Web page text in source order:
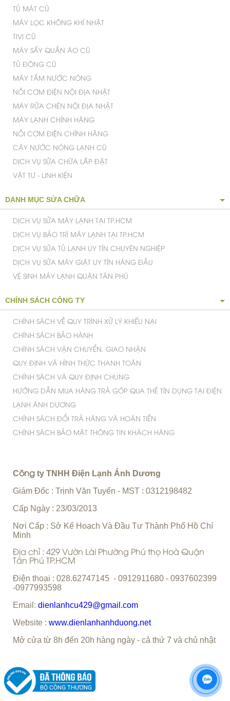
Khay đựng nước giặt, nước tẩy và nước giặt tiện lợi tự
động tích hợp với lượng quần áo
TỦ MÁT CŨ
MÁY LỌC KHÔNG KHÍ NHẬT
TIVI CŨ
MÁY SẤY QUẦN ÁO CŨ
TỦ ĐÔNG CŨ
MÁY TẮM NƯỚC NÓNG
NỒI CƠM ĐIỆN NỘI ĐỊA NHẬT
MÁY RỬA CHÉN NỘI ĐỊA NHẬT
MÁY LẠNH CHÍNH HÃNG
NỒI CƠM ĐIỆN CHÍNH HÃNG
CÂY NƯỚC NÓNG LẠNH CŨ
DỊCH VỤ SỬA CHỮA LẮP ĐẶT
VẬT TƯ - LINH KIỆN
DANH MỤC SỬA CHỮA
DỊCH VỤ SỬA MÁY LẠNH TẠI TP.HCM
DỊCH VỤ BẢO TRÌ MÁY LẠNH TẠI TP.HCM
DỊCH VỤ SỬA TỦ LẠNH UY TÍN CHUYÊN NGHIỆP
DỊCH VỤ SỬA MÁY GIẶT UY TÍN HÀNG ĐẦU
VỆ SINH MÁY LẠNH QUẬN TÂN PHÚ
CHÍNH SÁCH CÔNG TY
CHÍNH SÁCH VỀ QUY TRÌNH XỬ LÝ KHIẾU NẠI
CHÍNH SÁCH BẢO HÀNH
CHÍNH SÁCH VẬN CHUYỂN, GIAO NHẬN
QUY ĐỊNH VÀ HÌNH THỨC THANH TOÁN
CHÍNH SÁCH VÀ QUY ĐỊNH CHUNG
HƯỚNG DẪN MUA HÀNG TRẢ GÓP QUA THẺ TÍN DỤNG TẠI ĐIỆN
LẠNH ÁNH DƯƠNG
CHÍNH SÁCH ĐỔI TRẢ HÀNG VÀ HOÀN TIỀN
CHÍNH SÁCH BẢO MẬT THÔNG TIN KHÁCH HÀNG
Công ty TNHH Điện Lạnh Ánh Dương
Giám Đốc : Trịnh Văn Tuyến - MST : 0312198482
Cấp Ngày : 23/03/2013
Nơi Cấp : Sở Kế Hoạch Và Đầu Tư Thành Phố Hồ Chí
Minh
Địa chỉ : 429 Vườn Lài Phường Phú thọ Hoà Quận
Tân Phú TP.HCM
Điện thoại : 028.62747145 - 0912911680 - 0937602399
-0977993598
Email: dienlanhcu429@gmail.com
Website : www.dienlanhanhduong.net
Mở cửa từ 8h đến 20h hàng ngày - cả thứ 7 và chủ nhật